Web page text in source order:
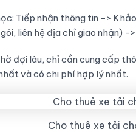
Tiếp nhận thông tin ->
liên hệ địa chỉ giao nhận)
đợi lâu, chỉ cần cung cấp
và có chi phí hợp lý nhất.
Cho thuê xe tải